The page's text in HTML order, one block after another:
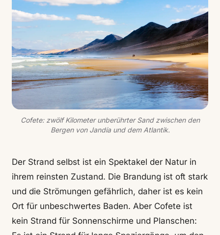
Cofete: zwölf Kilometer unberührter Sand zwischen den
Bergen von Jandía und dem Atlantik.
Der Strand selbst ist ein Spektakel der Natur in
ihrem reinsten Zustand. Die Brandung ist oft stark
und die Strömungen gefährlich, daher ist es kein
Ort für unbeschwertes Baden. Aber Cofete ist
kein Strand für Sonnenschirme und Planschen: